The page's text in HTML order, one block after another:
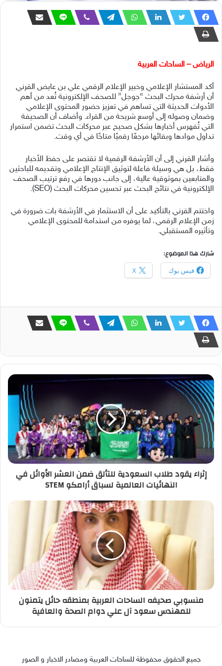
الرياض – الساحات العربية
أكد المستشار الإعلامي وخبير الإعلام الرقمي علي بن عايض القرني
أن أرشفة محرك البحث “جوجل” للصحف الإلكترونية تُعد من أهم
الأدوات الحديثة التي تساهم في تعزيز حضور المحتوى الإعلامي
وضمان وصوله إلى أوسع شريحة من القراء. وأضاف أن الصحيفة
التي تُفهرس أخبارها بشكل صحيح عبر محركات البحث تضمن استمرار
تداول موادها وبقائها مرجعًا رقميًا متاحًا في أي وقت.
وأشار القرني إلى أن الأرشفة الرقمية لا تقتصر على حفظ الأخبار
فقط، بل هي وسيلة فاعلة لتوثيق الإنتاج الإعلامي وتقديمه للباحثين
والمتابعين بموثوقية عالية، إلى جانب دورها في رفع ترتيب الصحف
الإلكترونية في نتائج البحث عبر تحسين محركات البحث (SEO).
واختتم القرني بالتأكيد على أن الاستثمار في الأرشفة بات ضرورة في
زمن الإعلام الرقمي، لما يوفره من استدامة للمحتوى الإعلامي
وتأثيره المستقبلي.
شارك هذا الموضوع:
فيس بوك X
إثراء يقود طلاب السعودية للتألق ضمن العشر الأوائل في
النهائيات العالمية لسباق أرامكو STEM
منسوبي صحيفه الساحات العربية بمنطقه حائل يتمنون
للمهندس سعود آل علي دوام الصحة والعافية
جميع الحقوق محفوظة للساحات العربية ومصادر الاخبار و الصور